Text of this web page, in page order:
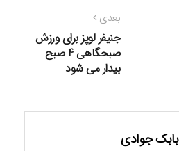
بعدی
بعدی:
جنیفر لوپز برای ورزش
صبحگاهی 4 صبح
بیدار می شود
بابک جوادی